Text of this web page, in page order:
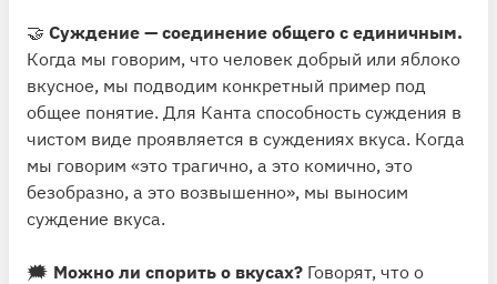
🤝 Суждение — соединение общего с единичным.
Когда мы говорим, что человек добрый или яблоко
вкусное, мы подводим конкретный пример под
общее понятие. Для Канта способность суждения в
чистом виде проявляется в суждениях вкуса. Когда
мы говорим «это трагично, а это комично, это
безобразно, а это возвышенно», мы выносим
суждение вкуса.
🗯 Можно ли спорить о вкусах? Говорят, что о